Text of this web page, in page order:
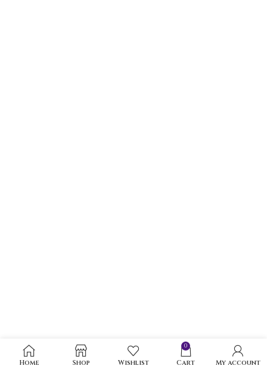
Home Shop Wishlist
0
Cart My account